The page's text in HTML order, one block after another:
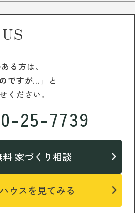
る方は、
ですが…」 と
ください。
25-7739
料 家づくり相談
ウスを見てみる